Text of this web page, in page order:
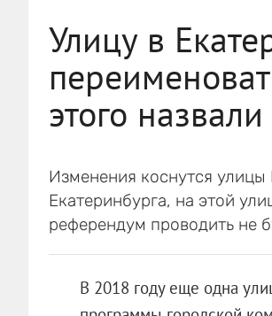
Улицу в
этого
Изменения коснутся
Екатеринбурга, на этой
референдум проводить не
В 2018 году еще одна